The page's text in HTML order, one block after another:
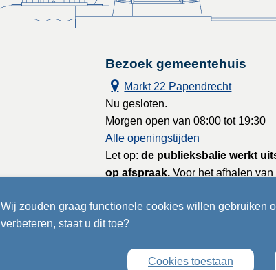
Wij zouden graag functionele cookies willen gebruiken
verbeteren, staat u dit toe?
Cookies toestaan
Bezoek gemeentehuis
Markt 22 Papendrecht
Nu gesloten.
Morgen open van 08:00 tot 19:30
Alle openingstijden
Let op:de publieksbalie werkt
op afspraak. Voor het afhalen
zonder afspraak.
Maak een afspraak